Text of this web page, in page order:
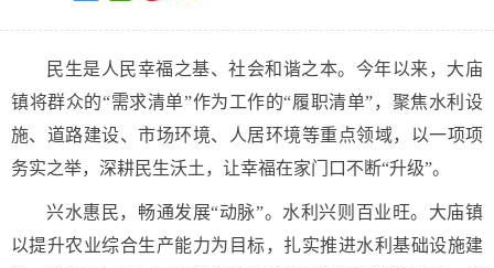
民生是人民幸福之基、社会和谐之本。今年以来，大庙
镇将群众的“需求清单”作为工作的“履职清单”，聚焦水利设
施、道路建设、市场环境、人居环境等重点领域，以一项项
务实之举，深耕民生沃土，让幸福在家门口不断“升级”。
兴水惠民，畅通发展“动脉”。水利兴则百业旺。大庙镇
以提升农业综合生产能力为目标，扎实推进水利基础设施建